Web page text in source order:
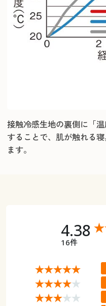
接触冷感生地の裏側に「
することで、肌が触れる
ます。
4.38
16件